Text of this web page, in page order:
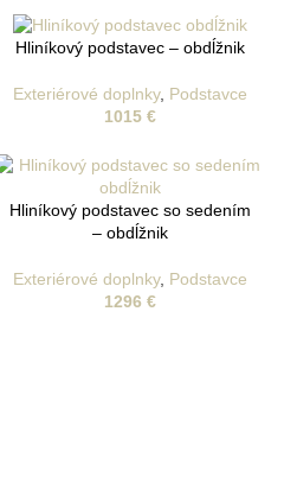
Hliníkový podstavec – obdĺžnik
Exteriérové doplnky, Podstavce
1015 €
Hliníkový podstavec so sedením
– obdĺžnik
Exteriérové doplnky, Podstavce
1296 €